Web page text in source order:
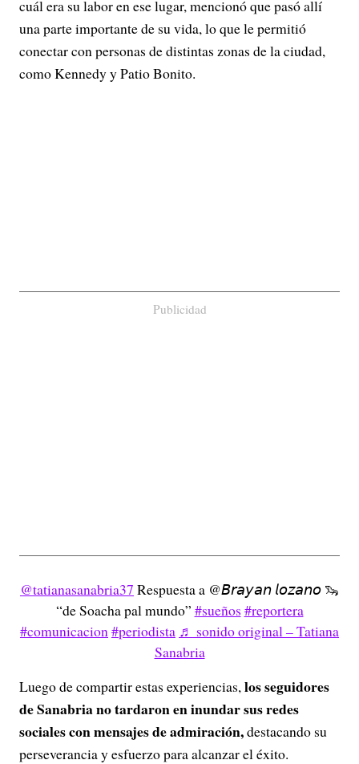
cuál era su labor en ese lugar, mencionó que pasó allí
una parte importante de su vida, lo que le permitió
conectar con personas de distintas zonas de la ciudad,
como Kennedy y Patio Bonito.
Publicidad
@tatianasanabria37 Respuesta a @𝘉𝘳𝘢𝘺𝘢𝘯 𝘭𝘰𝘻𝘢𝘯𝘰 🦦
“de Soacha pal mundo” #sueños #reportera
#comunicacion#periodista ♬ sonido original – Tatiana
Sanabria
Luego de compartir estas experiencias,los seguidores
de Sanabria no tardaron en inundar sus redes
sociales con mensajes de admiración,destacando su
perseverancia y esfuerzo para alcanzar el éxito.